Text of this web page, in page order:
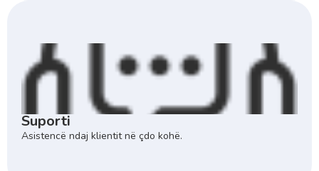
Suporti
Asistencë ndaj klientit në çdo kohë.